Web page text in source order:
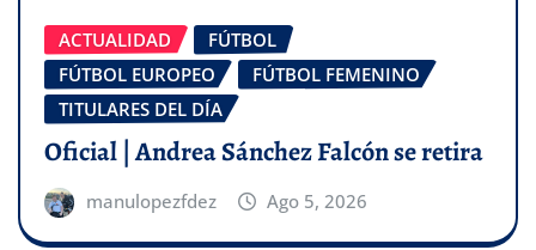
ACTUALIDAD
FÚTBOL
FÚTBOL EUROPEO
FÚTBOL FEMENINO
TITULARES DEL DÍA
Oficial | Andrea Sánchez Falcón se retira
manulopezfdez Ago 5, 2026